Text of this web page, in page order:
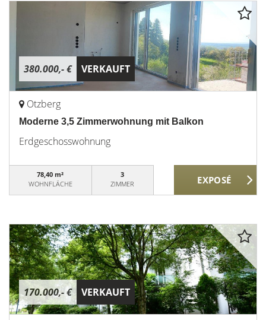
380.000,- € VERKAUFT
Otzberg
Moderne 3,5 Zimmerwohnung mit Balkon
Erdgeschosswohnung
78,40 m²
WOHNFLÄCHE
3
ZIMMER
170.000,- € VERKAUFT